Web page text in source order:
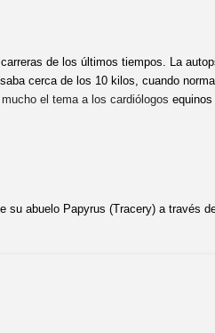
de los últimos tiempos. La
cerca de los 10 kilos, cuando
el tema a los cardiólogos
su abuelo Papyrus (Tracery) a través